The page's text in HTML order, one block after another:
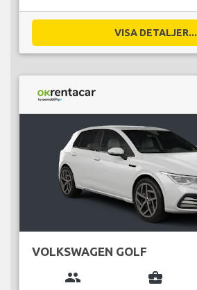
VISA DETALJER...
VOLKSWAGEN GOLF
group business_center